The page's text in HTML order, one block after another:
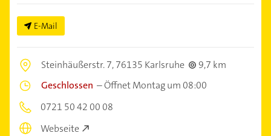
E-Mail
Steinhäußerstr. 7,76135 Karlsruhe
9,7 km
Geschlossen –Öffnet Montag um 08:00
0721 50 42 00 08
Webseite